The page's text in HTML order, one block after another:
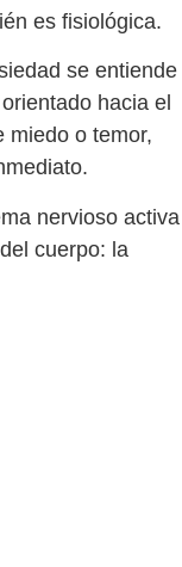
es fisiológica.
se entiende
hacia el
miedo o temor,
nervioso activa
cuerpo: la